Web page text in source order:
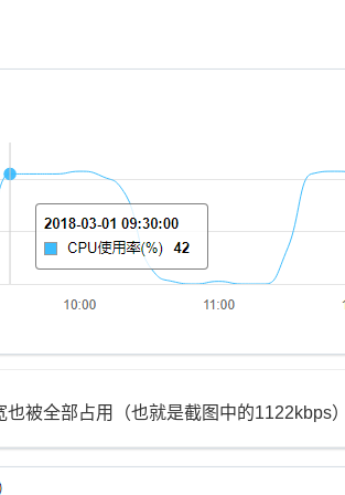
也被全部占用（也就是截图中的1122kbps